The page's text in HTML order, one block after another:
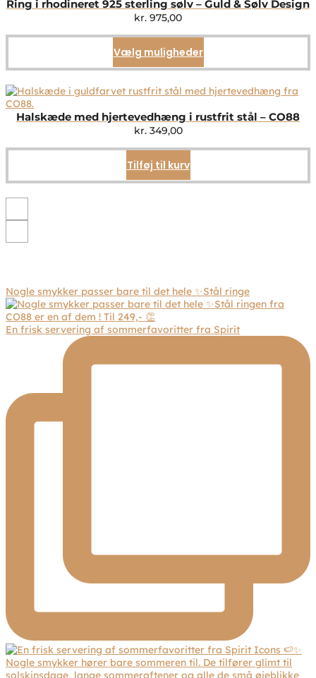
Ring i rhodineret 925 sterling sølv – Guld & Sølv Design
kr. 975,00
Vælg mulighederDette
vare
flere
Mulighederne
på
Halskæde med hjertevedhæng i rustfrit stål – CO88
kr.349,00
Tilføj til kurv
Nogle smykker passer bare til det hele ✨Stål ringe
En frisk servering af sommerfavoritter fra Spirit